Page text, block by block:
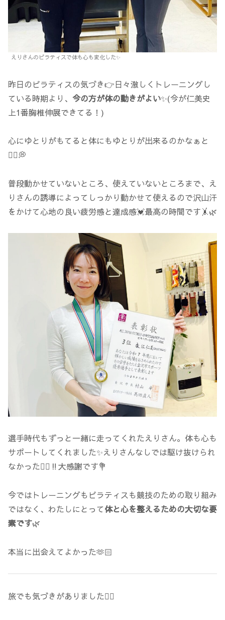
えりさんのピラティスで体も心も変化した✨
昨日のピラティスの気づき👉日々激しくトレーニングし
ている時期より、 今の方が体の動きがよい✨(今が仁美史
上1番胸椎伸展できてる！)
心にゆとりがもてると体にもゆとりが出来るのかなぁと
🧘‍♀️💭
普段動かせていないところ、使えていないところまで、え
りさんの誘導によってしっかり動かせて使えるので沢山汗
をかけて心地の良い疲労感と達成感💓最高の時間です🤸🌿
選手時代もずっと一緒に走ってくれたえりさん。体も心も
サポートしてくれました✨えりさんなしでは駆け抜けられ
なかった🙂‍↕️‼️大感謝です💐
今ではトレーニングもピラティスも競技のための取り組み
ではなく、わたしにとって体と心を整えるための大切な要
素です🌿
本当に出会えてよかった🫶🏻
旅でも気づきがありました🙂‍↕️